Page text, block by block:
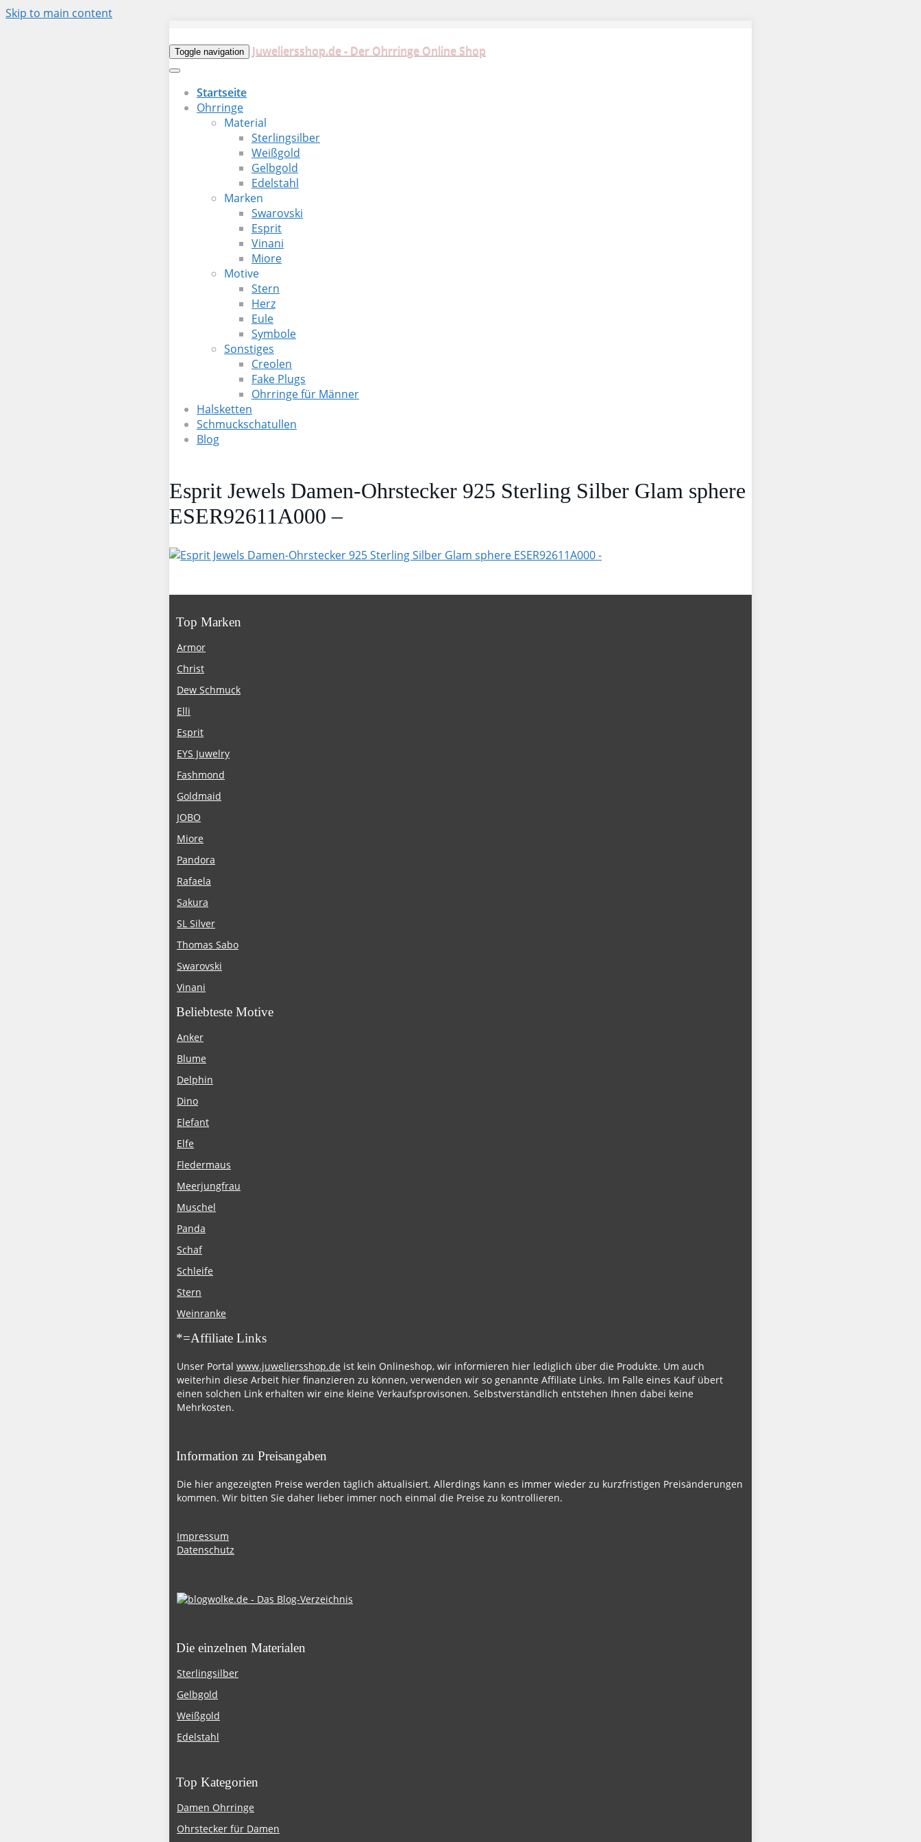
Skip to main content
Toggle navigation Juweliersshop.de - Der Ohrringe Online Shop
Startseite
Ohrringe
Material
Sterlingsilber
Weißgold
Gelbgold
Edelstahl
Marken
Swarovski
Esprit
Vinani
Miore
Motive
Stern
Herz
Eule
Symbole
Sonstiges
Creolen
Fake Plugs
Ohrringe für Männer
Halsketten
Schmuckschatullen
Blog
Esprit Jewels Damen-Ohrstecker 925 Sterling Silber Glam sphere
ESER92611A000 –
Top Marken
Armor
Christ
Dew Schmuck
Elli
Esprit
EYS Juwelry
Fashmond
Goldmaid
JOBO
Miore
Pandora
Rafaela
Sakura
SL Silver
Thomas Sabo
Swarovski
Vinani
Beliebteste Motive
Anker
Blume
Delphin
Dino
Elefant
Elfe
Fledermaus
Meerjungfrau
Muschel
Panda
Schaf
Schleife
Stern
Weinranke
*=Affiliate Links
Unser Portal www.juweliersshop.de ist kein Onlineshop, wir informieren hier lediglich über die Produkte. Um auch
weiterhin diese Arbeit hier finanzieren zu können, verwenden wir so genannte Affiliate Links. Im Falle eines Kauf übert
einen solchen Link erhalten wir eine kleine Verkaufsprovisonen. Selbstverständlich entstehen Ihnen dabei keine
Mehrkosten.
Information zu Preisangaben
Die hier angezeigten Preise werden täglich aktualisiert. Allerdings kann es immer wieder zu kurzfristigen Preisänderungen
kommen. Wir bitten Sie daher lieber immer noch einmal die Preise zu kontrollieren.
Impressum
Datenschutz
Die einzelnen Materialen
Sterlingsilber
Gelbgold
Weißgold
Edelstahl
Top Kategorien
Damen Ohrringe
Ohrstecker für Damen